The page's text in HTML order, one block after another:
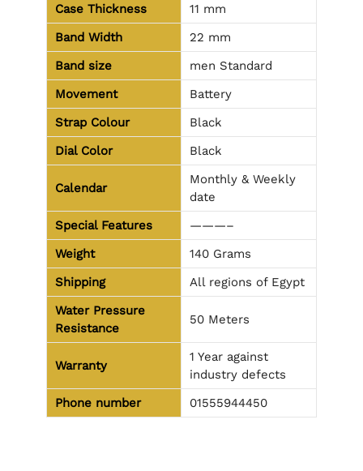
Case Thickness
11 mm
Band Width
22 mm
Band size
men Standard
Movement
Battery
Strap Colour
Black
Dial Color
Black
Calendar
Monthly & Weekly
date
Special Features
———–
Weight
140 Grams
Shipping
All regions of Egypt
Water Pressure
Resistance
50 Meters
Warranty
1 Year against
industry defects
Phone number
01555944450